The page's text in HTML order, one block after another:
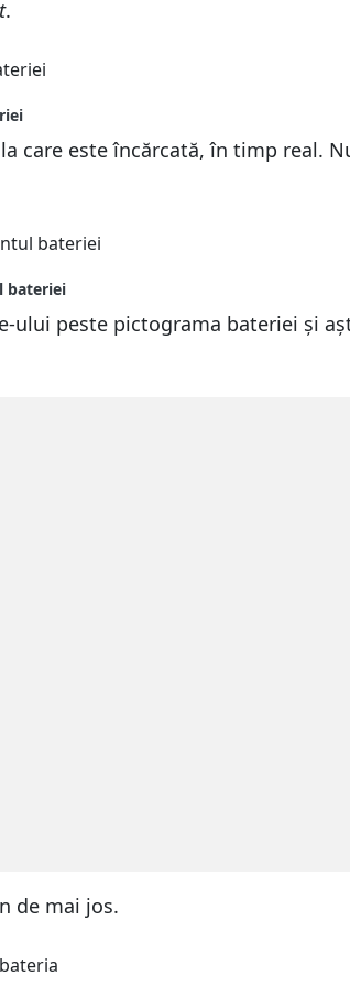
.
este încărcată, în timp real.
ului peste pictograma bateriei și
de mai jos.